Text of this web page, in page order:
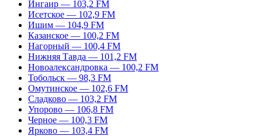
Ингаир — 103,2 FM
Исетское — 102,9 FM
Ишим — 104,9 FM
Казанское — 100,2 FM
Нагорный — 100,4 FM
Нижняя Тавда — 101,2 FM
Новоалександровка — 100,2 FM
Тобольск — 98,3 FM
Омутинское — 102,6 FM
Сладково — 103,2 FM
Упорово — 106,8 FM
Черное — 100,3 FM
Ярково — 103,4 FM